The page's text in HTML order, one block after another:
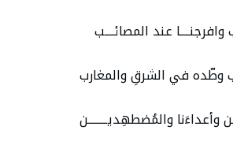
وافرجنــــا عند المصائــــب
وطّده في الشرقِ والمغارب
وأعداءَنا والمُضطهِديــــــــن